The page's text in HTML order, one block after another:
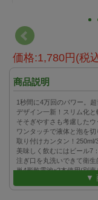
価格:1,780円(税
商品説明
1秒間に4万回のパワー。
デザイン一新！スリム化と
そそぎやすさも考慮した
ワンタッチで液体と泡を切
取り付けカンタン！
美味しく飲むにはビール7
注ぎ口を丸洗いできて衛生
単4形乾電池×2本使用(別売
こだわりのジョッキやグ▼